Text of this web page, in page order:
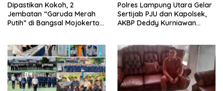
Dipastikan Kokoh, 2
Jembatan “Garuda Merah
Putih” di Bangsal Mojokerto
Polres Lampung Utara Gelar
Sertijab PJU dan Kapolsek,
AKBP Deddy Kurniawan